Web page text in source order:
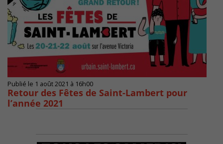
Publié le 1 août 2021 à 16h00
Retour des Fêtes de Saint-Lambert pour
l’année 2021